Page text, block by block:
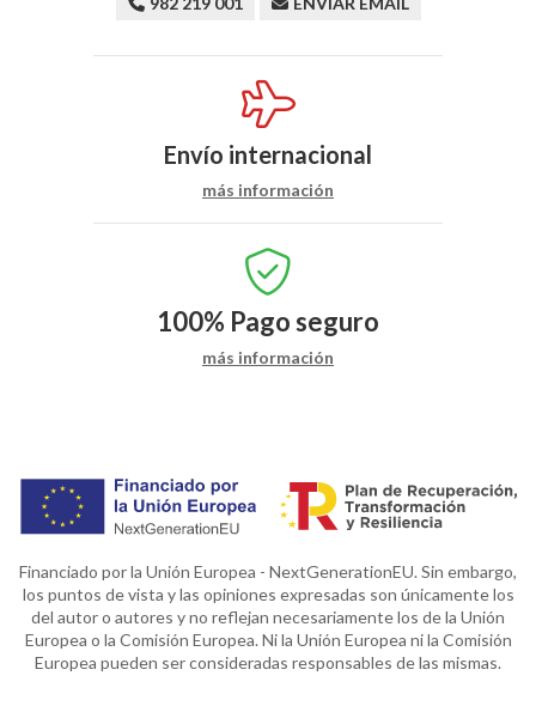
Envío internacional
más información
100% Pago seguro
más información
Financiado por la Unión Europea - NextGenerationEU. Sin embargo,
los puntos de vista y las opiniones expresadas son únicamente los
del autor o autores y no reflejan necesariamente los de la Unión
Europea o la Comisión Europea. Ni la Unión Europea ni la Comisión
Europea pueden ser consideradas responsables de las mismas.